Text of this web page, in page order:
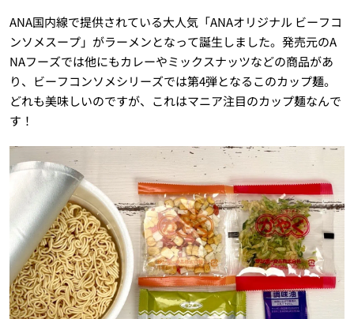
ANA国内線で提供されている大人気「ANAオリジナル ビーフコ
ンソメスープ」がラーメンとなって誕生しました。発売元のA
NAフーズでは他にもカレーやミックスナッツなどの商品があ
り、ビーフコンソメシリーズでは第4弾となるこのカップ麺。
どれも美味しいのですが、これはマニア注目のカップ麺なんで
す！